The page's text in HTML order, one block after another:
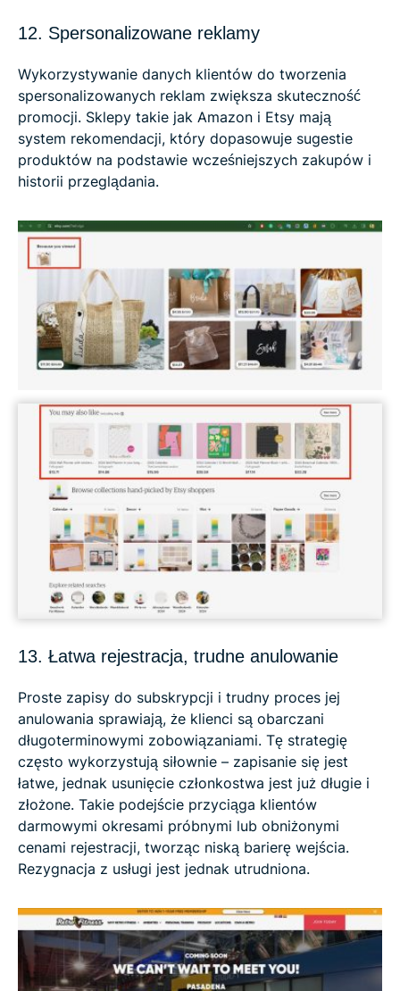
12. Spersonalizowane reklamy
Wykorzystywanie danych klientów do tworzenia
spersonalizowanych reklam zwiększa skuteczność
promocji. Sklepy takie jak Amazon i Etsy mają
system rekomendacji, który dopasowuje sugestie
produktów na podstawie wcześniejszych zakupów i
historii przeglądania.
13. Łatwa rejestracja, trudne anulowanie
Proste zapisy do subskrypcji i trudny proces jej
anulowania sprawiają, że klienci są obarczani
długoterminowymi zobowiązaniami. Tę strategię
często wykorzystują siłownie – zapisanie się jest
łatwe, jednak usunięcie członkostwa jest już długie i
złożone. Takie podejście przyciąga klientów
darmowymi okresami próbnymi lub obniżonymi
cenami rejestracji, tworząc niską barierę wejścia.
Rezygnacja z usługi jest jednak utrudniona.